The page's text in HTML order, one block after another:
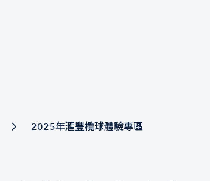
2025年滙豐欖球體驗專區